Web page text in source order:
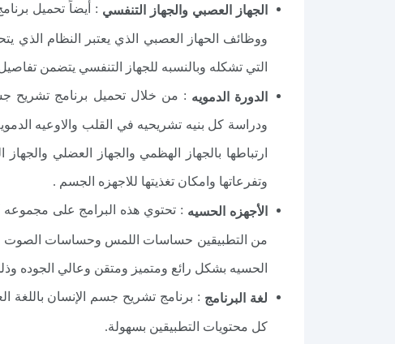
الجهاز العصبي والجهاز التنفسي : أيضاً تحميل
ووظائف الحهاز العصبي الذي يعتبر النظام الذي
التي تشكله وبالنسبه للجهاز التنفسي يتضمن
الدورة الدمويه
ودراسة كل بنيه تشريحيه في القلب والاوعيه
وتفرعاتها وامكان تغذيتها للاجهزه الجسم .
الأجهزه الحسيه : تحتوي هذه البرامج على مجموعه
الحسيه بشكل رائع ومتميز ومتقن وعالي الجوده
لغة البرنامج : برنامج تشريح جسم الإنسان باللغة
كل محتويات التطبيقين بسهولة.